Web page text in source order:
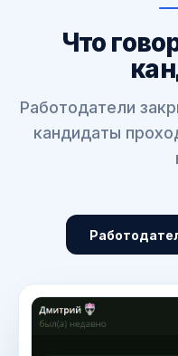
Что
Работодатели
кандидаты